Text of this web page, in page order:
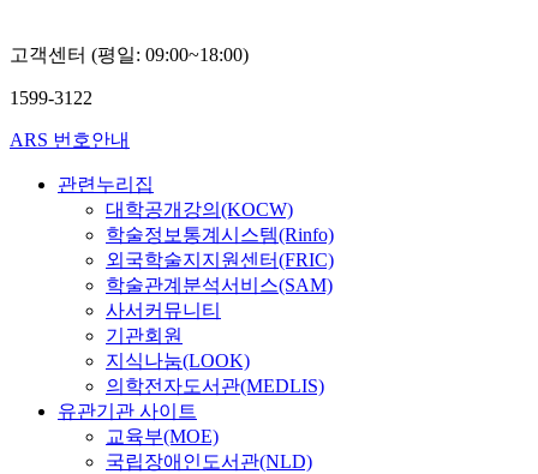
고객센터 (평일: 09:00~18:00)
1599-3122
ARS 번호안내
관련누리집
대학공개강의(KOCW)
학술정보통계시스템(Rinfo)
외국학술지지원센터(FRIC)
학술관계분석서비스(SAM)
사서커뮤니티
기관회원
지식나눔(LOOK)
의학전자도서관(MEDLIS)
유관기관 사이트
교육부(MOE)
국립장애인도서관(NLD)